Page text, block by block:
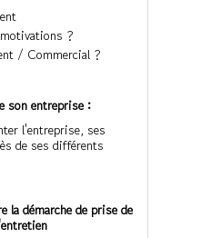
?
/ Commercial ?
son entreprise :
l'entreprise, ses
de ses différents
la démarche de prise de